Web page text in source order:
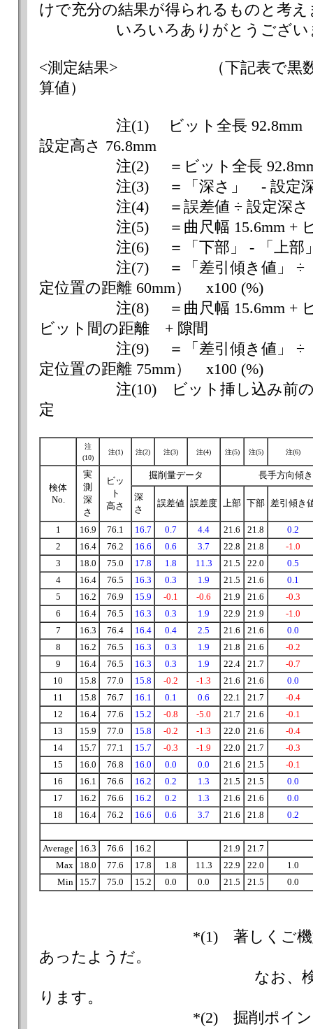
けで充分の結果が得られるものと考え
いろいろありがとうござい
<測定結果> （下記表で黒数字
算値）
注(1) ビット全長 92.8mm -
設定高さ 76.8mm
注(2) ＝ビット全長 92.8mm
注(3) ＝「深さ」 - 設定深さ
注(4) ＝誤差値 ÷ 設定深さ
注(5) ＝曲尺幅 15.6mm + ビッ
注(6) ＝「下部」 - 「上部
注(7) ＝「差引傾き値」 ÷ （「
定位置の距離 60mm） x100 (%)
注(8) ＝曲尺幅 15.6mm + ビッ
ビット間の距離 + 隙間
注(9) ＝「差引傾き値」 ÷ （「
定位置の距離 75mm） x100 (%)
注(10) ビット挿し込み前の時
定
注
(10)
注(1) 注(2) 注(3) 注(4) 注(5) 注(5) 注(6)
検体
No.
実
測
深
さ
ビッ
ト
高さ
掘削量データ 長手方向傾き
深
さ
誤差値 誤差度 上部 下部 差引傾き
1 16.9 76.1 16.7 0.7 4.4 21.6 21.8
0.2
2
16.4 76.2 16.6 0.6 3.7 22.8 21.8
-1.0
3
18.0 75.0 17.8 1.8 11.3 21.5 22.0
0.5
4
16.4 76.5 16.3 0.3 1.9 21.5 21.6
0.1
5
16.2 76.9 15.9 -0.1 -0.6 21.9 21.6
-0.3
6
16.4 76.5 16.3 0.3 1.9 22.9 21.9
-1.0
7
16.3 76.4 16.4 0.4 2.5 21.6 21.6
0.0
8
16.2 76.5 16.3 0.3 1.9 21.8 21.6
-0.2
9
16.4 76.5 16.3 0.3 1.9 22.4 21.7
-0.7
10
15.8 77.0 15.8 -0.2 -1.3 21.6 21.6
0.0
11
15.8 76.7 16.1 0.1 0.6 22.1 21.7
-0.4
12
16.4 77.6 15.2 -0.8 -5.0 21.7 21.6
-0.1
13
15.9 77.0 15.8 -0.2 -1.3 22.0 21.6
-0.4
14
15.7 77.1 15.7 -0.3 -1.9 22.0 21.7
-0.3
15
16.0 76.8 16.0 0.0 0.0 21.6 21.5
-0.1
16
16.1 76.6 16.2 0.2 1.3 21.5 21.5
0.0
17
16.2 76.6 16.2 0.2 1.3 21.6 21.6
0.0
18
16.4 76.2 16.6 0.6 3.7 21.6 21.8 0.2
Average 16.3 76.6 16.2 21.9
21.7
Max
18.0 77.6 17.8 1.8 11.3 22.9 22.0
1.0
Min
15.7 75.0 15.2 0.0 0.0 21.5 21.5 0.0
*(1) 著しくご機嫌の悪
あったようだ。
なお、検体No.と作
ります。
*(2) 掘削ポイントの著